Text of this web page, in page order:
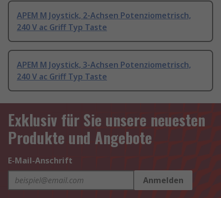
APEM M Joystick, 2-Achsen Potenziometrisch,
240 V ac Griff Typ Taste
APEM M Joystick, 3-Achsen Potenziometrisch,
240 V ac Griff Typ Taste
Exklusiv für Sie unsere neuesten
Produkte und Angebote
E-Mail-Anschrift
Anmelden